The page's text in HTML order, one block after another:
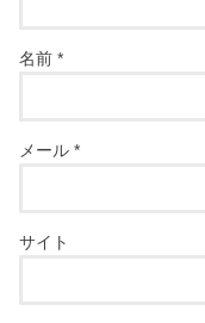
名前*
メール*
サイト